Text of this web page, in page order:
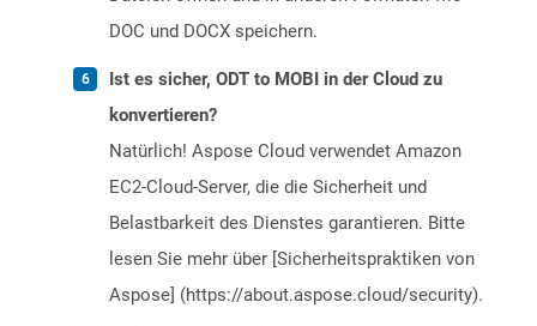
DOC und DOCX speichern.
Ist es sicher, ODT to MOBI in der Cloud zu
konvertieren?
Natürlich! Aspose Cloud verwendet Amazon
EC2-Cloud-Server, die die Sicherheit und
Belastbarkeit des Dienstes garantieren. Bitte
lesen Sie mehr über [Sicherheitspraktiken von
Aspose] (https://about.aspose.cloud/security).